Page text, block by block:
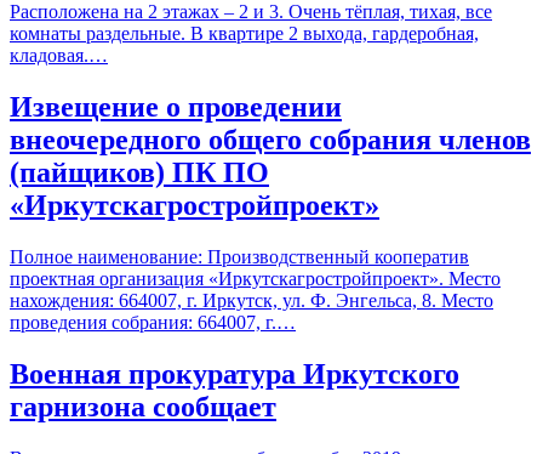
Расположена на 2 этажах – 2 и 3. Очень тёплая, тихая, все
комнаты раздельные. В квартире 2 выхода, гардеробная,
кладовая.…
Извещение о проведении
внеочередного общего собрания членов
(пайщиков) ПК ПО
«Иркутскагростройпроект»
Полное наименование: Производственный кооператив
проектная организация «Иркутскагростройпроект». Место
нахождения: 664007, г. Иркутск, ул. Ф. Энгельса, 8. Место
проведения собрания: 664007, г.…
Военная прокуратура Иркутского
гарнизона сообщает